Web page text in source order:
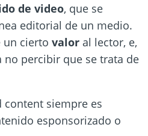
de video, que se
editorial de un medio.
un cierto valor al lector, e,
no percibir que se trata de
content siempre es
esponsorizado o